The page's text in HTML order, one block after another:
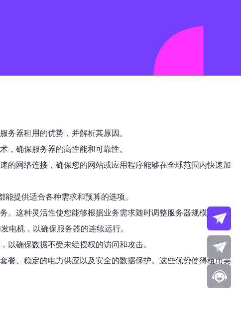
务器租用的优势，并解析其原因。
，确保服务器的高性能和可靠性。
的网络连接，确保您的网站或应用程序能够在全球范围内快速加
提供适合各种需求和预算的选项。
这种灵活性使您能够根据业务需求随时调整服务器规模。
电机，以确保服务器的连续运行。
以确保数据不受未经授权的访问和攻击。
餐、稳定的电力供应以及安全的数据保护。这些优势使得租用美